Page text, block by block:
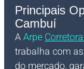
Principais
Cambuí
A Arpe
trabalha com
do mercado,